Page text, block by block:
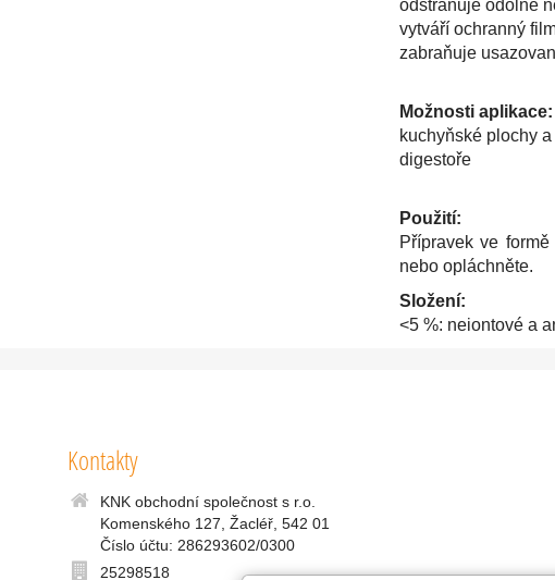
odstraňuje odolné
vytváří ochranný
zabraňuje
Možnosti aplikace:
kuchyňské plochy
digestoře
Použití:
Přípravek ve
nebo opláchněte.
Složení:
<5 %: neiontové a
Kontakty
KNK obchodní společnost s r.o.
Komenského 127, Žacléř, 542 01
Číslo účtu: 286293602/0300
25298518